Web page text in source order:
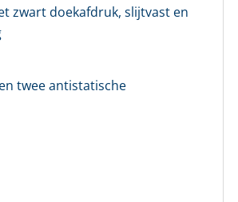
zwart doekafdruk, slijtvast en
twee antistatische
formulier in om in te loggen